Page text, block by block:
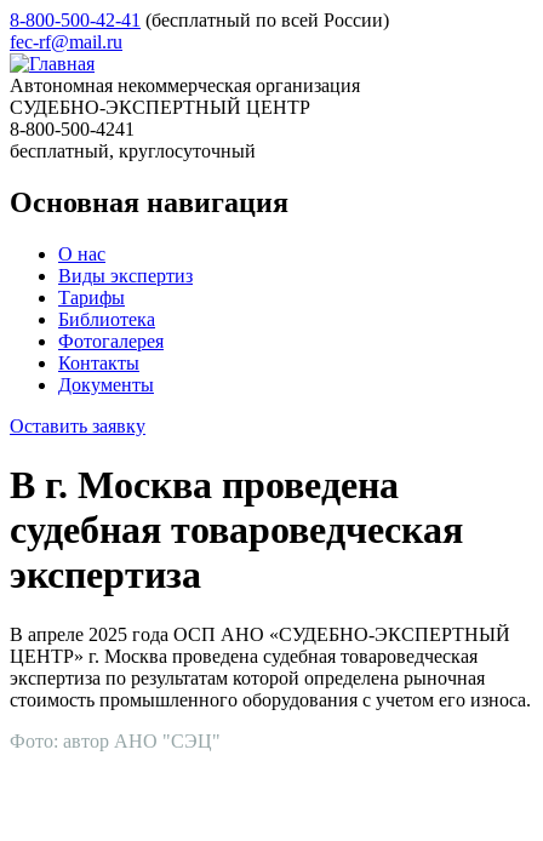
8-800-500-42-41 (бесплатный по всей России)
fec-rf@mail.ru
Автономная некоммерческая организация
СУДЕБНО-ЭКСПЕРТНЫЙ ЦЕНТР
8-800-500-4241
бесплатный, круглосуточный
Основная навигация
О нас
Виды экспертиз
Тарифы
Библиотека
Фотогалерея
Контакты
Документы
Оставить заявку
В г. Москва проведена
судебная товароведческая
экспертиза
В апреле 2025 года ОСП АНО «СУДЕБНО-ЭКСПЕРТНЫЙ
ЦЕНТР» г. Москва проведена судебная товароведческая
экспертиза по результатам которой определена рыночная
стоимость промышленного оборудования с учетом его износа.
Фото: автор АНО "СЭЦ"